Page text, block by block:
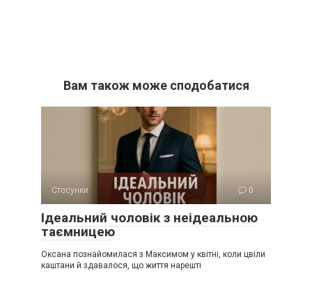
Вам також може сподобатися
Стосунки 0
Ідеальний чоловік з неідеальною
таємницею
Оксана познайомилася з Максимом у квітні, коли цвіли
каштани й здавалося, що життя нарешті